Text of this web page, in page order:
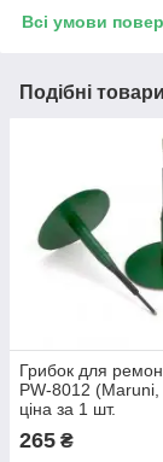
Всі умови
Подібні
Грибок для
PW-8012 (Maruni,
ціна за 1 шт.
265 ₴